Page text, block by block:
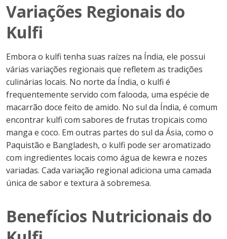
Variações Regionais do
Kulfi
Embora o kulfi tenha suas raízes na Índia, ele possui
várias variações regionais que refletem as tradições
culinárias locais. No norte da Índia, o kulfi é
frequentemente servido com falooda, uma espécie de
macarrão doce feito de amido. No sul da Índia, é comum
encontrar kulfi com sabores de frutas tropicais como
manga e coco. Em outras partes do sul da Ásia, como o
Paquistão e Bangladesh, o kulfi pode ser aromatizado
com ingredientes locais como água de kewra e nozes
variadas. Cada variação regional adiciona uma camada
única de sabor e textura à sobremesa.
Benefícios Nutricionais do